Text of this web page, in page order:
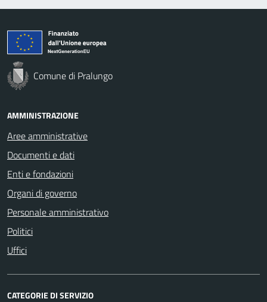
Comune di Pralungo
AMMINISTRAZIONE
Aree amministrative
Documenti e dati
Enti e fondazioni
Organi di governo
Personale amministrativo
Politici
Uffici
CATEGORIE DI SERVIZIO